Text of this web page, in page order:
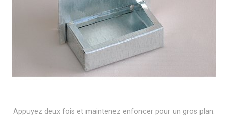
Appuyez deux fois et maintenez enfoncer pour un gros plan.